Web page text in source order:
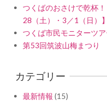
つくばのおさけで乾杯
28（土）・3／1（日）】
つくば市民モニターツ
第53回筑波山梅まつり
カテゴリー
最新情報 (15)